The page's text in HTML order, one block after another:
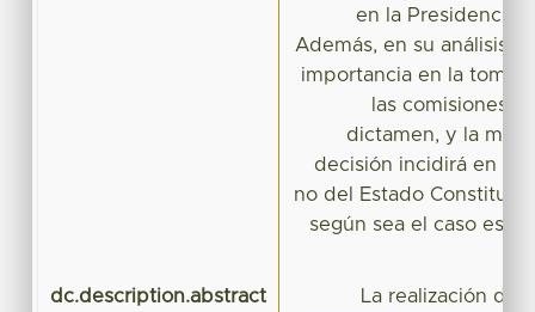
en la Presidencia
Además, en su análisis
importancia en la toma
las comisiones
dictamen, y la
decisión incidirá en el
no del Estado
según sea el caso
dc.description.abstract
La realización del